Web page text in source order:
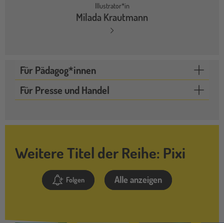
Illustrator*in
Milada Krautmann
Für Pädagog*innen
Für Presse und Handel
Weitere Titel der Reihe: Pixi
Folgen Alle anzeigen